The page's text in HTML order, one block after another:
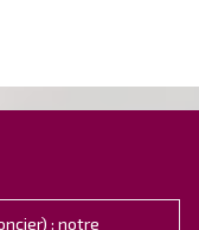
: notre